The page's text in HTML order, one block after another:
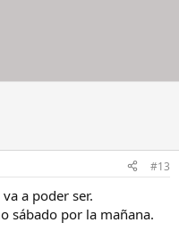
#13
a poder ser.
sábado por la mañana.